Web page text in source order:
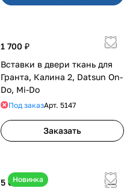
1 700 ₽
Вставки в двери ткань для
Гранта, Калина 2, Datsun On-
Do, Mi-Do
Под заказАрт. 5147
Заказать
Новинка
5 050 ₽